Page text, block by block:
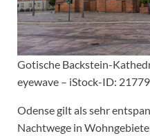
Gotische Backstein-
eyewave – iStock-ID:
Odense gilt als sehr
Nachtwege in